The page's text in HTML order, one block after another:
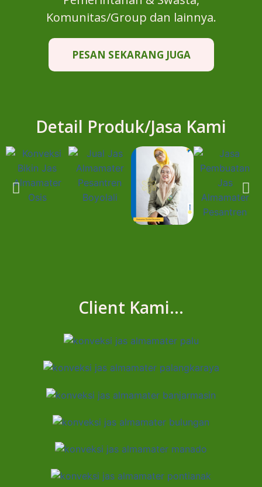
Komunitas/Group dan lainnya.
PESAN SEKARANG JUGA
Detail Produk/Jasa Kami
Client Kami...